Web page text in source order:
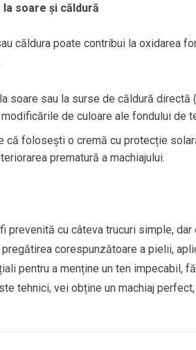
soare și căldură
căldura poate contribui la oxidarea
soare sau la surse de căldură directă
de culoare ale fondului de
că folosești o cremă cu protecție
prematură a machiajului.
prevenită cu câteva trucuri simple,
corespunzătoare a pielii,
pentru a menține un ten impecabil,
tehnici, vei obține un machiaj